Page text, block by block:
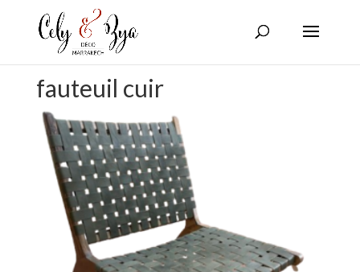
fauteuil cuir